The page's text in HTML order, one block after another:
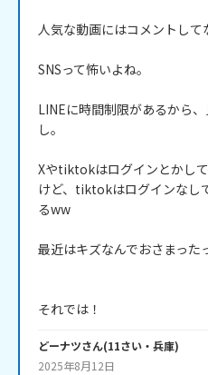
人気な動画にはコメントして
SNSって怖いよね。
LINEに時間制限があるから
し。
Xやtiktokはログインとかし
けど、tiktokはログインなし
るww
最近はキズなんでおさまった
それでは！
どーナツさん(11さい・ 兵庫)
2025年8月12日